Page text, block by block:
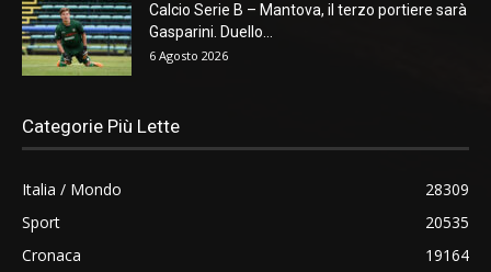
Calcio Serie B – Mantova, il terzo portiere sarà
Gasparini. Duello...
6 Agosto 2026
Categorie Più Lette
Italia / Mondo
28309
Sport
20535
Cronaca
19164